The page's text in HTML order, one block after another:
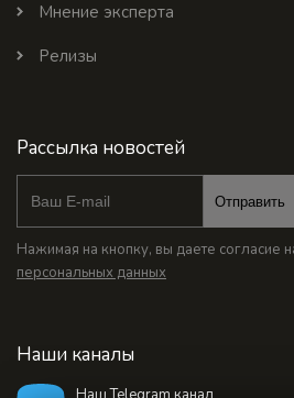
Мнение эксперта
Релизы
Рассылка новостей
Отправить
Нажимая на кнопку, вы даете согласие
персональных данных
Наши каналы